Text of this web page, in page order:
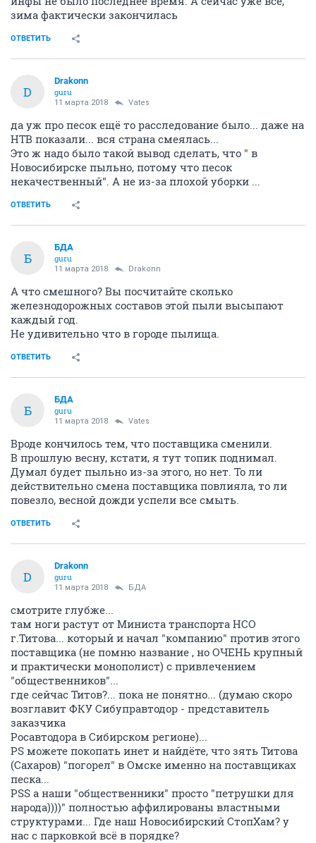
зима фактически закончилась
ОТВЕТИТЬ
D
Drakonn
guru
11 марта 2018 Vates
да уж про песок ещё то расследование было... даже на
НТВ показали... вся страна смеялась...
Это ж надо было такой вывод сделать, что " в
Новосибирске пыльно, потому что песок
некачественный". А не из-за плохой уборки ...
ОТВЕТИТЬ
Б
БДА
guru
11 марта 2018 Drakonn
А что смешного? Вы посчитайте сколько
железнодорожных составов этой пыли высыпают
каждый год.
Не удивительно что в городе пылища.
ОТВЕТИТЬ
Б
БДА
guru
11 марта 2018 Vates
Вроде кончилось тем, что поставщика сменили.
В прошлую весну, кстати, я тут топик поднимал.
Думал будет пыльно из-за этого, но нет. То ли
действительно смена поставщика повлияла, то ли
повезло, весной дожди успели все смыть.
ОТВЕТИТЬ
D
Drakonn
guru
11 марта 2018 БДА
смотрите глубже...
там ноги растут от Министа транспорта НСО
г.Титова... который и начал "компанию" против этого
поставщика (не помню название , но ОЧЕНЬ крупный
и практически монополист) с привлечением
"общественников"...
где сейчас Титов?... пока не понятно... (думаю скоро
возглавит ФКУ Сибуправтодор - представитель
заказчика
Росавтодора в Сибирском регионе)...
PS можете покопать инет и найдёте, что зять Титова
(Сахаров) "погорел" в Омске именно на поставщиках
песка...
PSS а наши "общественники" просто "петрушки для
народа))))" полностью аффилированы властными
структурами... Где наш Новосибирский СтопХам? у
нас с парковкой всё в порядке?